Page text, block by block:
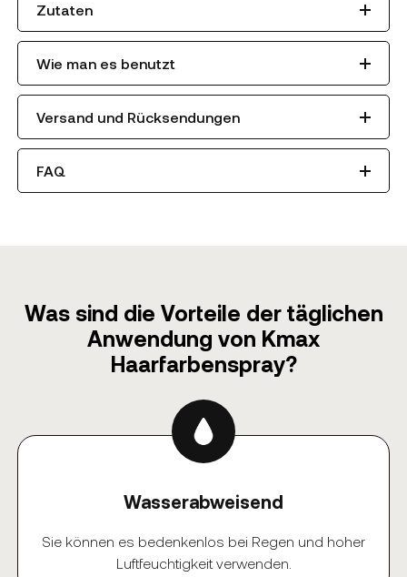
Zutaten
Wie man es benutzt
Versand und Rücksendungen
FAQ
Was sind die Vorteile der täglichen
Anwendung von Kmax
Haarfarbenspray?
Wasserabweisend
Sie können es bedenkenlos bei Regen und hoher
Luftfeuchtigkeit verwenden.